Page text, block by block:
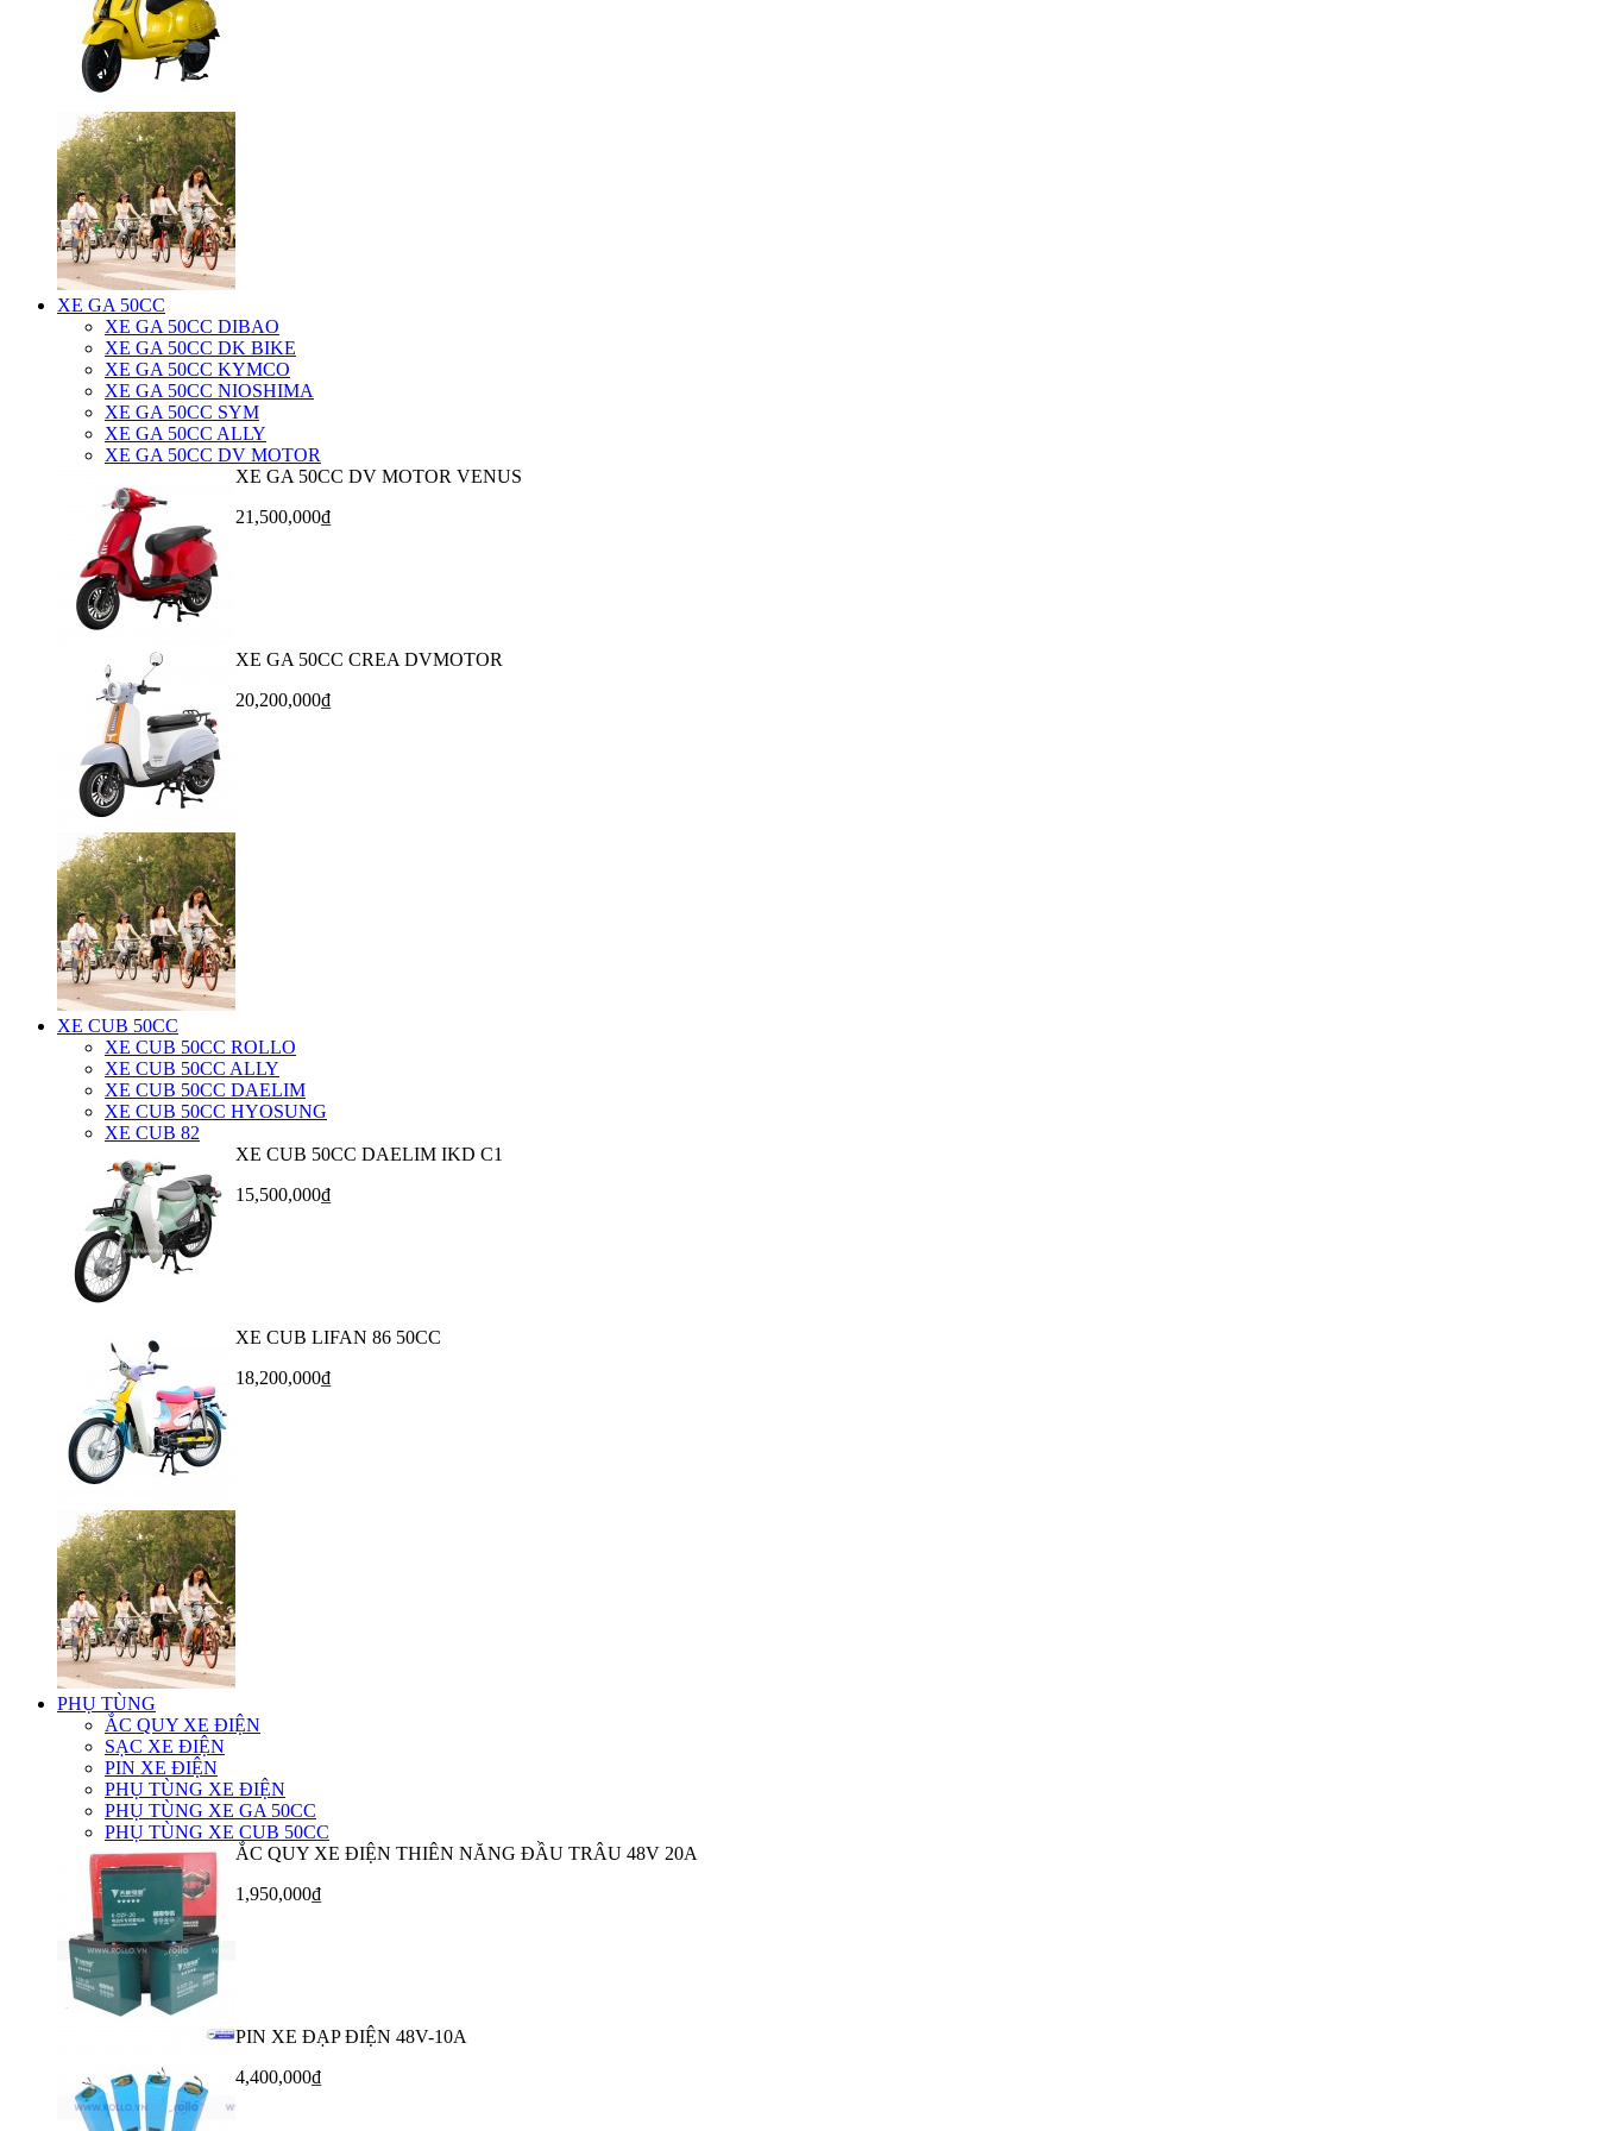
XE GA 50CC
XE GA 50CC DIBAO
XE GA 50CC DK BIKE
XE GA 50CC KYMCO
XE GA 50CC NIOSHIMA
XE GA 50CC SYM
XE GA 50CC ALLY
XE GA 50CC DV MOTOR
XE GA 50CC DV MOTOR VENUS
21,500,000₫
XE GA 50CC CREA DVMOTOR
20,200,000₫
XE CUB 50CC
XE CUB 50CC ROLLO
XE CUB 50CC ALLY
XE CUB 50CC DAELIM
XE CUB 50CC HYOSUNG
XE CUB 82
XE CUB 50CC DAELIM IKD C1
15,500,000₫
XE CUB LIFAN 86 50CC
18,200,000₫
PHỤ TÙNG
ẮC QUY XE ĐIỆN
SẠC XE ĐIỆN
PIN XE ĐIỆN
PHỤ TÙNG XE ĐIỆN
PHỤ TÙNG XE GA 50CC
PHỤ TÙNG XE CUB 50CC
ẮC QUY XE ĐIỆN THIÊN NĂNG ĐẦU TRÂU 48V 20A
1,950,000₫
PIN XE ĐẠP ĐIỆN 48V-10A
4,400,000₫